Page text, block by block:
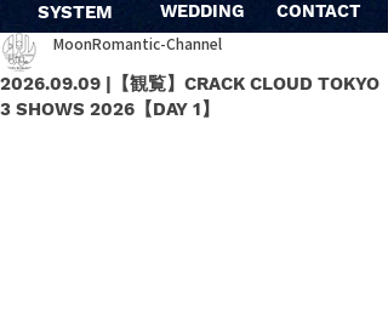
SYSTEM WEDDING CONTACT
2026.09.09 |【観覧】CRACK CLOUD TOKYO
3 SHOWS 2026【DAY 1】
MoonRomantic-Channel